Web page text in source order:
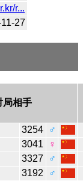
r...
27
局相手
3254
♂
3041
♀
3327
♂
3192
♂